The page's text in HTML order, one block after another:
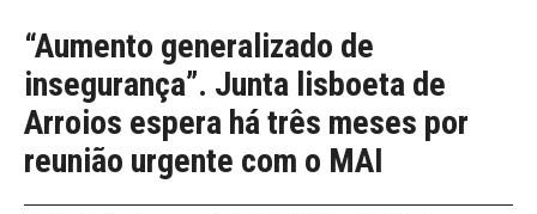
“Aumento generalizado de
insegurança”. Junta lisboeta de
Arroios espera há três meses por
reunião urgente com o MAI